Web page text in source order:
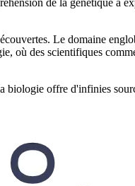
de la génétique a
Le domaine
où des scientifiques
biologie offre d'infinies